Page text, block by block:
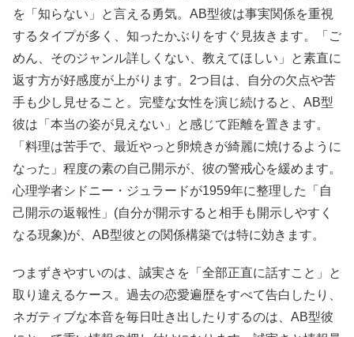
を「知らない」と言える勇気。AB型彼は事実関係を重視
するタイプが多く、知ったかぶりをすぐ見抜きます。「ご
めん、そのジャンル詳しくない、教えてほしい」と素直に
返す方が好感度が上がります。2つ目は、自分の欠点や苦
手も少し見せること。完璧な女性を演じ続けると、AB型
彼は「本当の姿が見えない」と感じて距離を置きます。
「料理は苦手で、最近やっと卵焼きが綺麗に焼けるように
なった」程度の素の自己開示が、彼の警戒心を緩めます。
心理学者シドニー・ジュラードが1959年に整理した「自
己開示の返報性」(自分が開示すると相手も開示しやすく
なる現象)が、AB型彼との関係構築では特に効きます。
つまずきやすいのは、誠実さを「全部正直に話すこと」と
取り違えるケース。過去の恋愛遍歴をすべて告白したり、
ネガティブな本音を毎日吐き出したりするのは、AB型彼